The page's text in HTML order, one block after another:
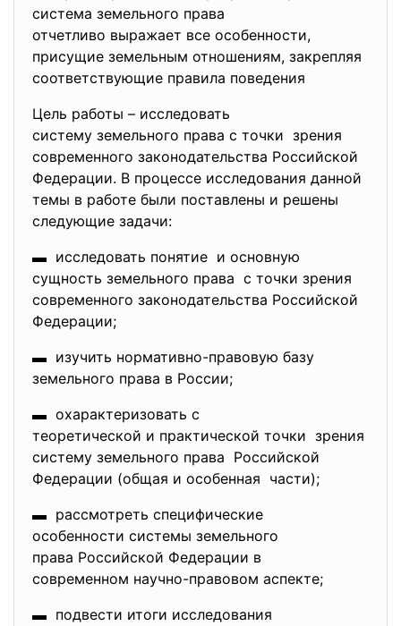
система земельного права
отчетливо выражает все особенности,
присущие земельным отношениям, закрепляя
соответствующие правила поведения
Цель работы – исследовать
систему земельного права с точки зрения
современного законодательства Российской
Федерации. В процессе исследования данной
темы в работе были поставлены и решены
следующие задачи:
▬ исследовать понятие и основную
сущность земельного права с точки зрения
современного законодательства Российской
Федерации;
▬ изучить нормативно-правовую базу
земельного права в России;
▬ охарактеризовать с
теоретической и практической точки зрения
систему земельного права Российской
Федерации (общая и особенная части);
▬ рассмотреть специфические
особенности системы земельного
права Российской Федерации в
современном научно-правовом аспекте;
▬ подвести итоги исследования